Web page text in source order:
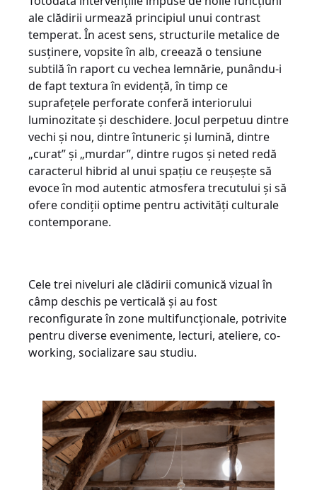
ale clădirii urmează principiul unui contrast
temperat. În acest sens, structurile metalice de
susținere, vopsite în alb, creează o tensiune
subtilă în raport cu vechea lemnărie, punându-i
de fapt textura în evidență, în timp ce
suprafețele perforate conferă interiorului
luminozitate și deschidere. Jocul perpetuu dintre
vechi și nou, dintre întuneric și lumină, dintre
„curat” și „murdar”, dintre rugos și neted redă
caracterul hibrid al unui spațiu ce reușește să
evoce în mod autentic atmosfera trecutului și să
ofere condiții optime pentru activități culturale
contemporane.
Cele trei niveluri ale clădirii comunică vizual în
câmp deschis pe verticală și au fost
reconfigurate în zone multifuncționale, potrivite
pentru diverse evenimente, lecturi, ateliere, co-
working, socializare sau studiu.